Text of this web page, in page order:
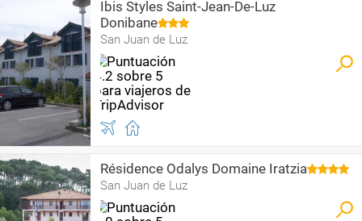
Ibis Styles Saint-Jean-De-Luz
Donibane
San Juan de Luz
Résidence Odalys Domaine Iratzia
San Juan de Luz